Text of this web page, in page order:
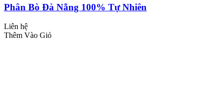
Phân Bò Đà Nẵng 100% Tự Nhiên
Liên hệ
Thêm Vào Giỏ